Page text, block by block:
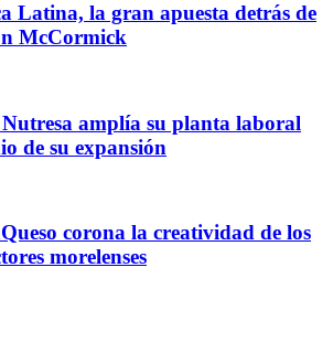
Latina, la gran apuesta detrás de
McCormick
amplía su planta laboral
de su expansión
corona la creatividad de los
morelenses